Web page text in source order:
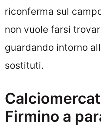
riconferma sul
non vuole farsi
guardando intorno
sostituti.
Firmino a